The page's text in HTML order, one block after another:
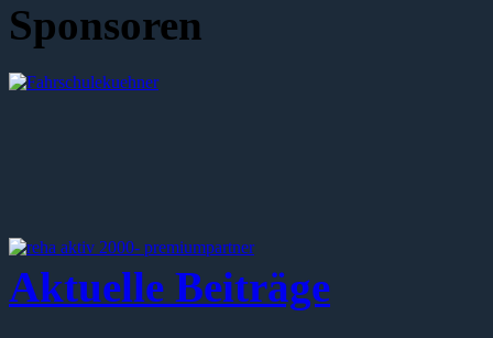
Sponsoren
Aktuelle Beiträge